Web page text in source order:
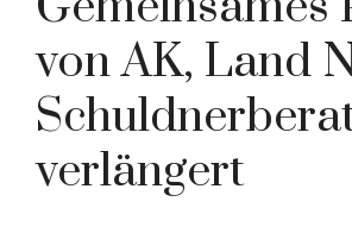
von AK, Land
verlängert